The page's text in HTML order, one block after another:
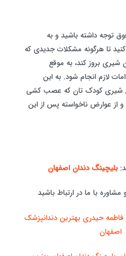
توجه داشته باشید و به
تا هرگونه مشکلات جدیدی که
بروز کند، به موقع
لازم انجام شود. به این
شیری کودک تان که عصب کشی
عوارض ناخواسته پس از این
بلیچینگ دندان اصفهان
مشاوره با ما در ارتباط باشید
فاطمه حیدری بهترین دندانپزشک
اصفهان